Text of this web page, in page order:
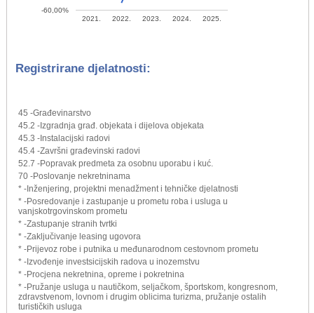
2021. 2022. 2023. 2024. 2025.
-60,00%
Registrirane djelatnosti:
45 -Građevinarstvo
45.2 -Izgradnja građ. objekata i dijelova objekata
45.3 -Instalacijski radovi
45.4 -Završni građevinski radovi
52.7 -Popravak predmeta za osobnu uporabu i kuć.
70 -Poslovanje nekretninama
* -Inženjering, projektni menadžment i tehničke djelatnosti
* -Posredovanje i zastupanje u prometu roba i usluga u
vanjskotrgovinskom prometu
* -Zastupanje stranih tvrtki
* -Zaključivanje leasing ugovora
* -Prijevoz robe i putnika u međunarodnom cestovnom prometu
* -Izvođenje investsicijskih radova u inozemstvu
* -Procjena nekretnina, opreme i pokretnina
* -Pružanje usluga u nautičkom, seljačkom, športskom, kongresnom,
zdravstvenom, lovnom i drugim oblicima turizma, pružanje ostalih
turističkih usluga